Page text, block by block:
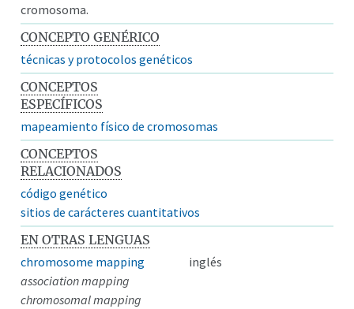
cromosoma.
CONCEPTO GENÉRICO
técnicas y protocolos genéticos
CONCEPTOS
ESPECÍFICOS
mapeamiento físico de cromosomas
CONCEPTOS
RELACIONADOS
código genético
sitios de carácteres cuantitativos
EN OTRAS LENGUAS
chromosome mapping
inglés
association mapping
chromosomal mapping